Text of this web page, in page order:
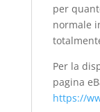
per
normale
Per la
pagina
https://